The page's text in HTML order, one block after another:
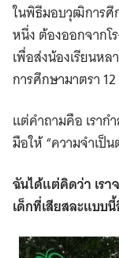
ในพิธีมอบวุฒิการศึ
หนึ่ง ต้องออกจากโ
เพื่อส่งน้องเรียนห
การศึกษามาตรา 12
แต่คำถามคือ เราก
มือให้ “ความจำเป็
ฉันได้แต่คิดว่า เรา
เด็กที่เสียสละแบบ